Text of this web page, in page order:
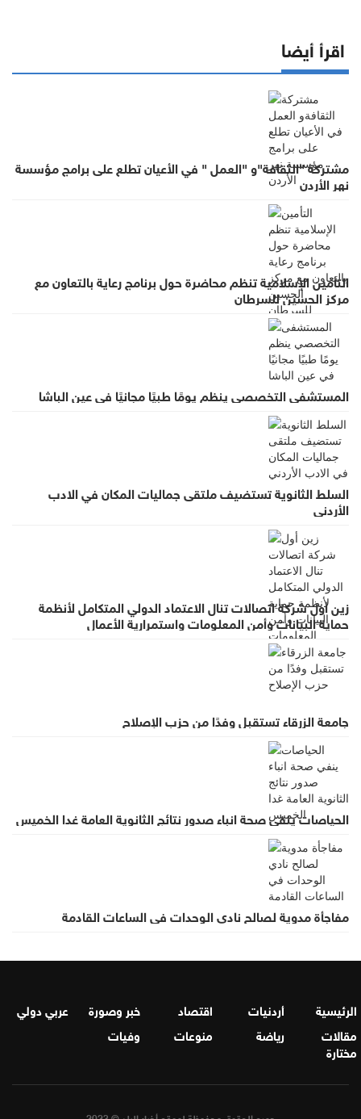
اقرأ أيضا
مشتركة "الثقافة"و "العمل " في الأعيان تطلع على برامج مؤسسة
نهر الأردن
التأمين الإسلامية تنظم محاضرة حول برنامج رعاية بالتعاون مع
مركز الحسين للسرطان
المستشفى التخصصي ينظم يومًا طبيًا مجانيًا في عين الباشا
السلط الثانوية تستضيف ملتقى جماليات المكان في الادب
الأردني
زين أول شركة اتصالات تنال الاعتماد الدولي المتكامل لأنظمة
حماية البيانات وأمن المعلومات واستمرارية الأعمال
جامعة الزرقاء تستقبل وفدًا من حزب الإصلاح
الحياصات ينفي صحة انباء صدور نتائج الثانوية العامة غدا الخميس
مفاجأة مدوية لصالح نادي الوحدات في الساعات القادمة
الرئيسية أردنيات اقتصاد خبر وصورة
عربي دولي
مقالات
مختارة
رياضة منوعات وفيات